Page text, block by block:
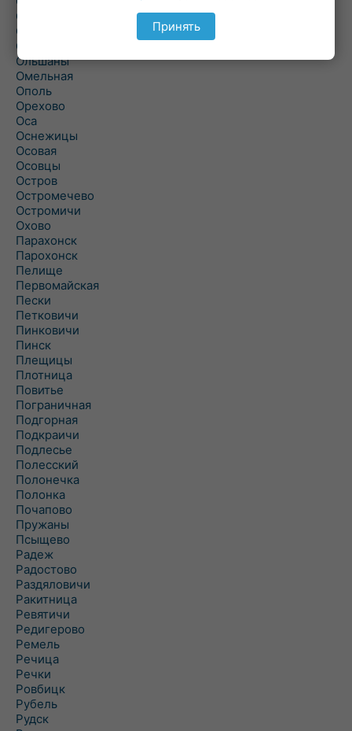
Олтуш
Ольманы
Ольпень
Ольшаны
Омельная
Ополь
Орехово
Оса
Оснежицы
Осовая
Осовцы
Остров
Остромечево
Остромичи
Охово
Парахонск
Парохонск
Пелище
Первомайская
Пески
Петковичи
Пинковичи
Пинск
Плещицы
Плотница
Повитье
Пограничная
Подгорная
Подкраичи
Подлесье
Полесский
Полонечка
Полонка
Почапово
Пружаны
Псыщево
Радеж
Радостово
Раздяловичи
Ракитница
Ревятичи
Редигерово
Ремель
Речица
Речки
Ровбицк
Рубель
Рудск
Принять